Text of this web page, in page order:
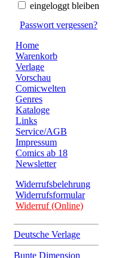
eingeloggt bleiben
Passwort vergessen?
Home
Warenkorb
Verlage
Vorschau
Comicwelten
Genres
Kataloge
Links
Service/AGB
Impressum
Comics ab 18
Newsletter
Widerrufsbelehrung
Widerrufsformular
Widerruf (Online)
Deutsche Verlage
Bunte Dimension